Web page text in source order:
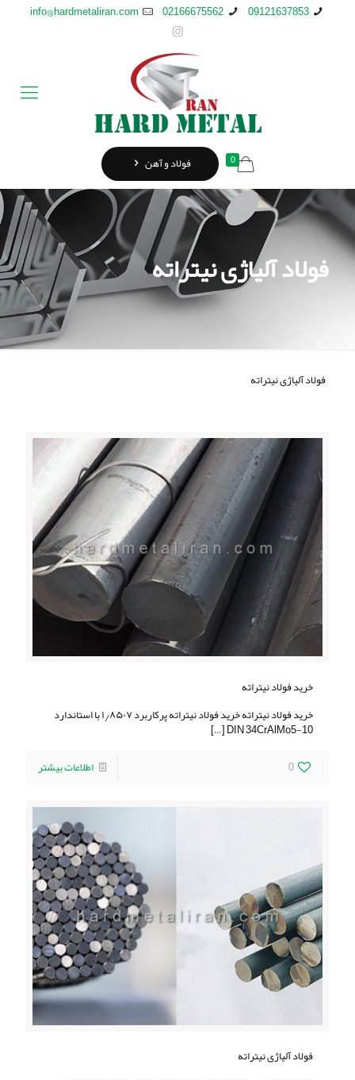
09121637853
02166675562
info@hardmetaliran.com
0 فولاد و آهن
فولاد آلیاژی نیتراته
فولاد آلیاژی نیتراته
خرید فولاد نیتراته
خرید فولاد نیتراته خرید فولاد نیتراته پرکاربرد ۱٫۸۵۰۷ با استاندارد
DIN 34CrAlMo5-10
[…]
0
اطلاعات بیشتر
فولاد آلیاژی نیتراته